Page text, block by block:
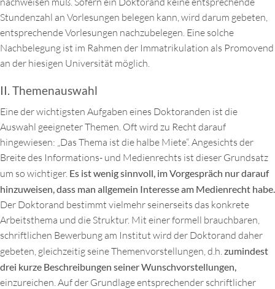
Stundenzahl an Vorlesungen belegen kann, wird darum gebeten,
entsprechende Vorlesungen nachzubelegen. Eine solche
Nachbelegung ist im Rahmen der Immatrikulation als Promovend
an der hiesigen Universität möglich.
II. Themenauswahl
Eine der wichtigsten Aufgaben eines Doktoranden ist die
Auswahl geeigneter Themen. Oft wird zu Recht darauf
hingewiesen: „Das Thema ist die halbe Miete“. Angesichts der
Breite des Informations- und Medienrechts ist dieser Grundsatz
um so wichtiger. Es ist wenig sinnvoll, im Vorgespräch nur darauf
hinzuweisen, dass man allgemein Interesse am Medienrecht habe.
Der Doktorand bestimmt vielmehr seinerseits das konkrete
Arbeitsthema und die Struktur. Mit einer formell brauchbaren,
schriftlichen Bewerbung am Institut wird der Doktorand daher
gebeten, gleichzeitig seine Themenvorstellungen, d.h. zumindest
drei kurze Beschreibungen seiner Wunschvorstellungen,
einzureichen. Auf der Grundlage entsprechender schriftlicher